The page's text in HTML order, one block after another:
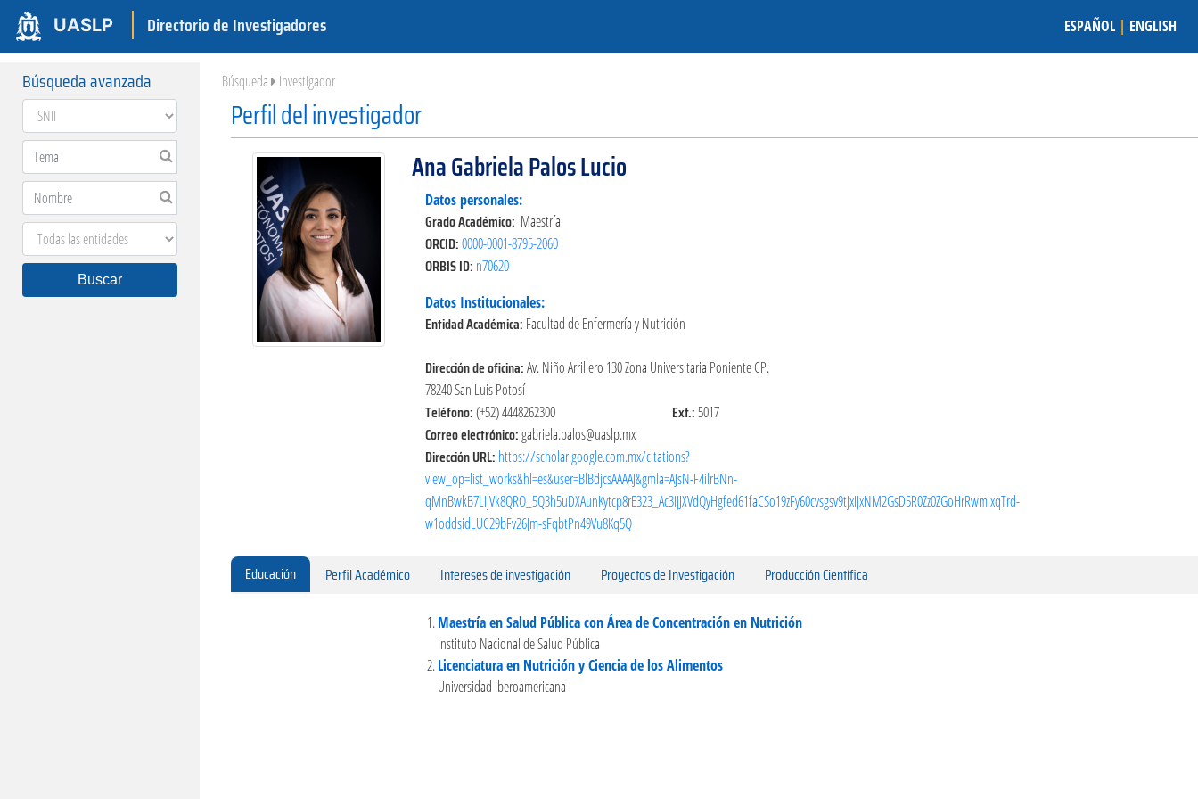
UASLP Directorio de Investigadores ESPAÑOL | ENGLISH
Búsqueda avanzada
Buscar
Búsqueda Investigador
Perfil del investigador
Ana Gabriela Palos Lucio
Datos personales:
Grado Académico: Maestría
ORCID:0000-0001-8795-2060
ORBIS ID: n70620
Datos Institucionales:
Entidad Académica: Facultad de Enfermería y Nutrición
Dirección de oficina:Av. Niño Arrillero 130 Zona Universitaria Poniente CP.
78240 San Luis Potosí
Teléfono:(+52) 4448262300 Ext.:5017
Correo electrónico:gabriela.palos@uaslp.mx
Dirección URL: https://scholar.google.com.mx/citations?
view_op=list_works&hl=es&user=BlBdjcsAAAAJ&gmla=AJsN-F4ilrBNn-
qMnBwkB7LIjVk8QRO_5Q3h5uDXAunKytcp8rE323_Ac3ijJXVdQyHgfed61faCSo19zFy60cvsgsv9tjxijxNM2GsD5R0Zz0ZGoHrRwmIxqTrd-
w1oddsidLUC29bFv26Jm-sFqbtPn49Vu8Kq5Q
Educación Perfil Académico Intereses de investigación Proyectos de Investigación Producción Científica
Maestría en Salud Pública con Área de Concentración en Nutrición
Instituto Nacional de Salud Pública
Licenciatura en Nutrición y Ciencia de los Alimentos
Universidad Iberoamericana